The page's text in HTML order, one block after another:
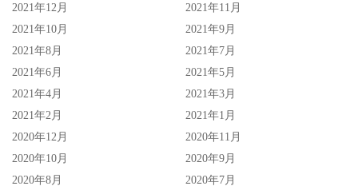
2021年12月
2021年11月
2021年10月
2021年9月
2021年8月
2021年7月
2021年6月
2021年5月
2021年4月
2021年3月
2021年2月
2021年1月
2020年12月
2020年11月
2020年10月
2020年9月
2020年8月
2020年7月